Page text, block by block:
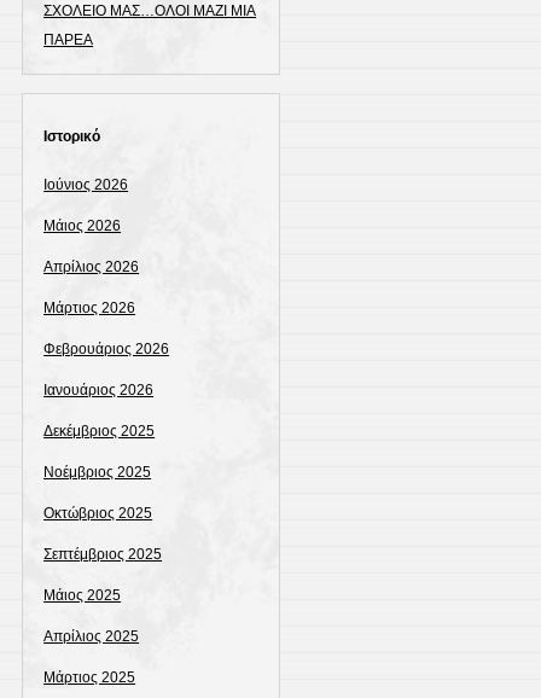
ΣΧΟΛΕΙΟ ΜΑΣ…ΟΛΟΙ ΜΑΖΙ ΜΙΑ
ΠΑΡΕΑ
Ιστορικό
Ιούνιος 2026
Μάιος 2026
Απρίλιος 2026
Μάρτιος 2026
Φεβρουάριος 2026
Ιανουάριος 2026
Δεκέμβριος 2025
Νοέμβριος 2025
Οκτώβριος 2025
Σεπτέμβριος 2025
Μάιος 2025
Απρίλιος 2025
Μάρτιος 2025